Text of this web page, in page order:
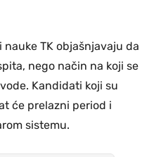
TK objašnjavaju da
nego način na koji se
Kandidati koji su
će prelazni period i
sistemu.